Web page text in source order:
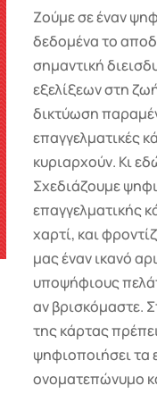
Ζούμε σε έναν
δεδομένα το
σημαντική
εξελίξεων στη
δικτύωση
επαγγελματικές
κυριαρχούν. Κι
Σχεδιάζουμε
επαγγελματικής
χαρτί, και
μας έναν ικανό
υποψήφιους
αν βρισκόμαστε.
της κάρτας
ψηφιοποιήσει τα
ονοματεπώνυμο